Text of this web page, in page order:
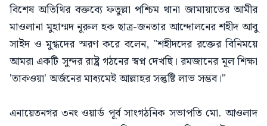
বিশেষ অতিথির বক্তব্যে ফতুল্লা পশ্চিম থানা জামায়াতের আমীর
মাওলানা মুহাম্মদ নূরুল হক ছাত্র-জনতার আন্দোলনের শহীদ আবু
সাইদ ও মুগ্ধদের স্মরণ করে বলেন, "শহীদদের রক্তের বিনিময়ে
আমরা একটি সুন্দর রাষ্ট্র গঠনের স্বপ্ন দেখছি। রমজানের মূল শিক্ষা
'তাকওয়া' অর্জনের মাধ্যমেই আল্লাহর সন্তুষ্টি লাভ সম্ভব।"
এনায়েতনগর ৩নং ওয়ার্ড পূর্ব সাংগঠনিক সভাপতি মো. আওলাদ